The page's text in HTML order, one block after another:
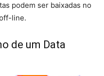
podem ser baixadas no
line.
de um Data